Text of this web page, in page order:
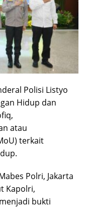
Polisi Listyo
Hidup dan
atau
terkait
Polri, Jakarta
Kapolri,
bukti